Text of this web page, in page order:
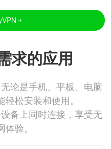
求的应用
论是手机、平板、电脑
松安装和使用。
备上同时连接，享受无
验。